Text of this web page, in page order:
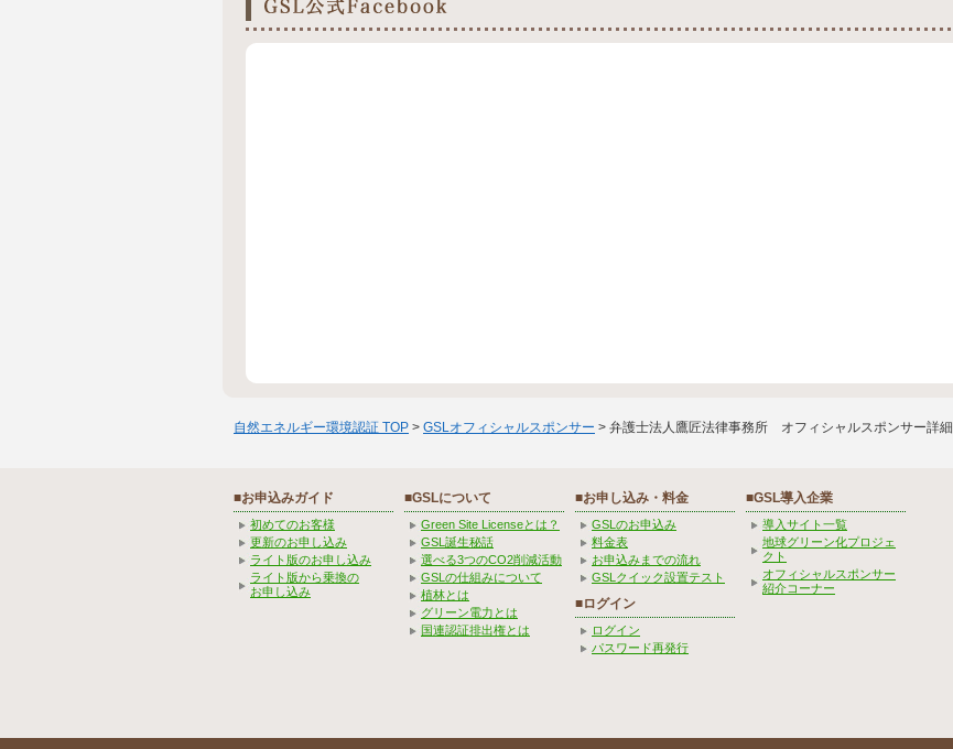
自然エネルギー環境認証 TOP > GSLオフィシャルスポンサー > 弁護士法人鷹匠法律事務所 オフィシャルスポンサー詳細
■お申込みガイド
初めてのお客様
更新のお申し込み
ライト版のお申し込み
ライト版から乗換の
お申し込み
■GSLについて
Green Site Licenseとは？
GSL誕生秘話
選べる3つのCO2削減活動
GSLの仕組みについて
植林とは
グリーン電力とは
国連認証排出権とは
■お申し込み・料金
GSLのお申込み
料金表
お申込みまでの流れ
GSLクイック設置テスト
■ログイン
ログイン
パスワード再発行
■GSL導入企業
導入サイト一覧
地球グリーン化プロジェ
クト
オフィシャルスポンサー
紹介コーナー